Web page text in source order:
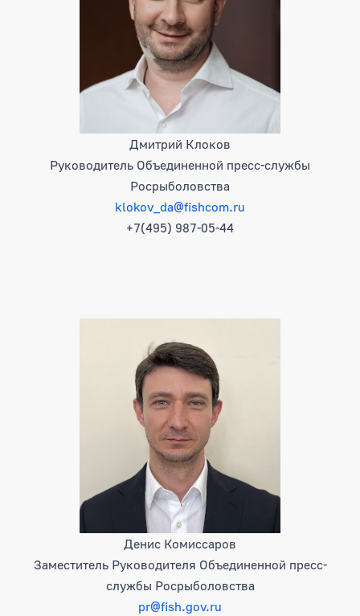
Дмитрий Клоков
Руководитель Объединенной пресс-службы
Росрыболовства
klokov_da@fishcom.ru
+7(495) 987-05-44
Денис Комиссаров
Заместитель Руководителя Объединенной пресс-
службы Росрыболовства
pr@fish.gov.ru